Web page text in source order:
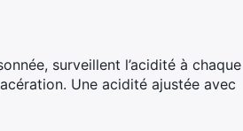
surveillent l’acidité à chaque
Une acidité ajustée avec